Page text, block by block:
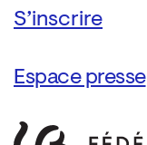
Espace presse